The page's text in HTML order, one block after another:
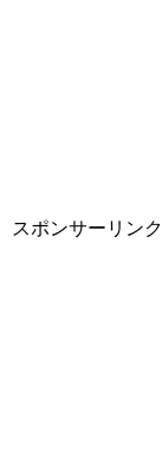
スポンサーリンク